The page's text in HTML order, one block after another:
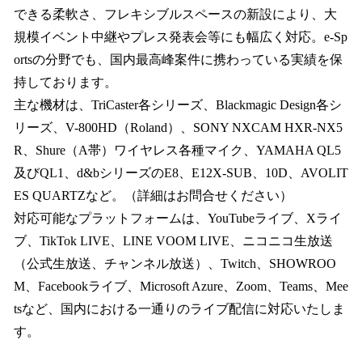
できる柔軟さ、フレキシブルスペースの新設により、大
規模イベント中継やプレス発表会等にも幅広く対応。e-Sp
ortsの分野でも、国内最高峰案件に携わっている実績を保
持しております。
主な機材は、TriCaster各シリーズ、Blackmagic Design各シ
リーズ、V-800HD（Roland）、SONY NXCAM HXR-NX5
R、Shure（A帯）ワイヤレス各種マイク、YAMAHA QL5
及びQL1、d&bシリーズのE8、E12X-SUB、10D、AVOLIT
ES QUARTZなど。（詳細はお問合せください）
対応可能なプラットフォームは、YouTubeライブ、Xライ
ブ、TikTok LIVE、LINE VOOM LIVE、ニコニコ生放送
（公式生放送、チャンネル放送）、Twitch、SHOWROO
M、Facebookライブ、Microsoft Azure、Zoom、Teams、Mee
tsなど、国内における一通りのライブ配信に対応いたしま
す。